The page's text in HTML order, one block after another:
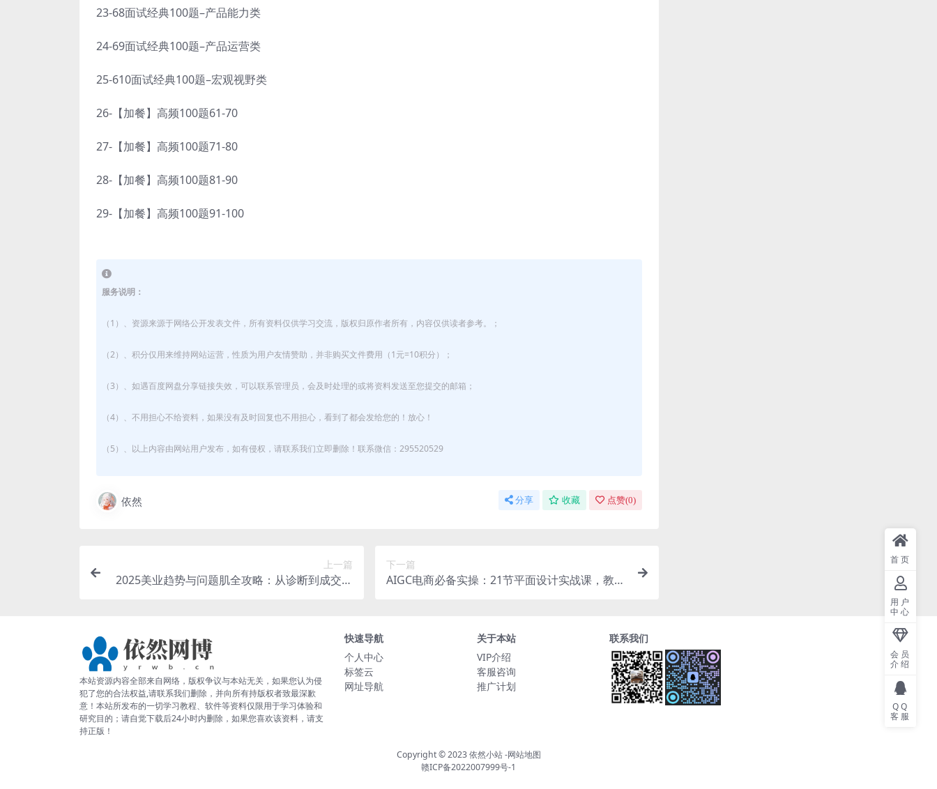
23-68面试经典100题–产品能力类
24-69面试经典100题–产品运营类
25-610面试经典100题–宏观视野类
26-【加餐】高频100题61-70
27-【加餐】高频100题71-80
28-【加餐】高频100题81-90
29-【加餐】高频100题91-100
服务说明：
（1）、资源来源于网络公开发表文件，所有资料仅供学习交流，版权归原作者所有，内容仅供读者参考。；
（2）、积分仅用来维持网站运营，性质为用户友情赞助，并非购买文件费用（1元=10积分）；
（3）、如遇百度网盘分享链接失效，可以联系管理员，会及时处理的或将资料发送至您提交的邮箱；
（4）、不用担心不给资料，如果没有及时回复也不用担心，看到了都会发给您的！放心！
（5）、以上内容由网站用户发布，如有侵权，请联系我们立即删除！联系微信：295520529
依然 分享 收藏 点赞(0)
上一篇
2025美业趋势与问题肌全攻略：从诊断到成交的
下一篇
AIGC电商必备实操：21节平面设计实战课，教你
本站资源内容全部来自网络，版权争议与本站无关，如果您认为侵
犯了您的合法权益,请联系我们删除，并向所有持版权者致最深歉
意！本站所发布的一切学习教程、软件等资料仅限用于学习体验和
研究目的；请自觉下载后24小时内删除，如果您喜欢该资料，请支
持正版！
快速导航
个人中心
标签云
网址导航
关于本站
VIP介绍
客服咨询
推广计划
联系我们
Copyright © 2023依然小站-网站地图
赣ICP备2022007999号-1
首页
用户
中心
会员
介绍
QQ
客服